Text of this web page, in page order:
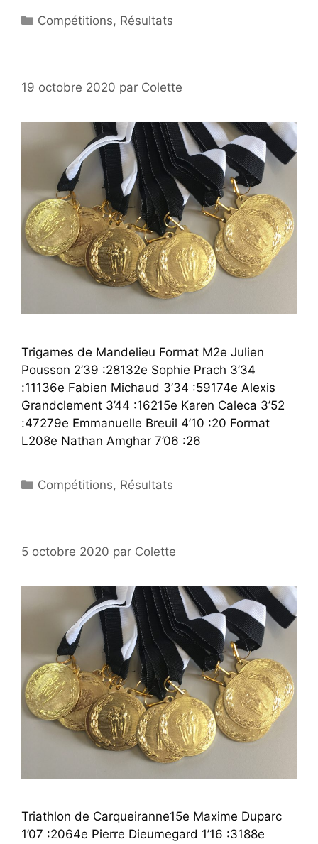
Catégories
Compétitions, Résultats
19 octobre 2020 par Colette
Trigames de Mandelieu Format M2e Julien
Pousson 2’39 :28132e Sophie Prach 3’34
:11136e Fabien Michaud 3’34 :59174e Alexis
Grandclement 3’44 :16215e Karen Caleca 3’52
:47279e Emmanuelle Breuil 4’10 :20 Format
L208e Nathan Amghar 7’06 :26
Catégories
Compétitions, Résultats
5 octobre 2020 par Colette
Triathlon de Carqueiranne15e Maxime Duparc
1’07 :2064e Pierre Dieumegard 1’16 :3188e